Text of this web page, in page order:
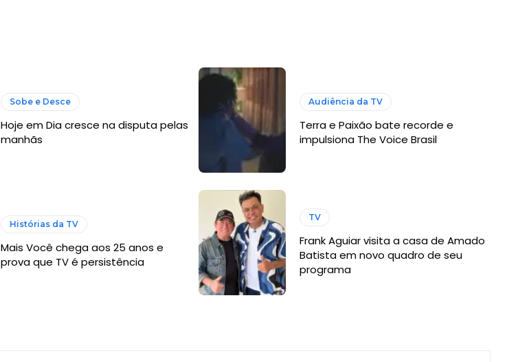
Sobe e Desce
Hoje em Dia cresce na disputa pelas
manhãs
Audiência da TV
Terra e Paixão bate recorde e
impulsiona The Voice Brasil
Histórias da TV
Mais Você chega aos 25 anos e
prova que TV é persistência
TV
Frank Aguiar visita a casa de Amado
Batista em novo quadro de seu
programa